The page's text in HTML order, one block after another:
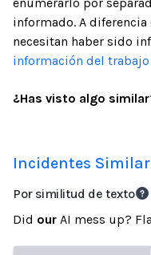
informado. A
necesitan haber sido
información del
¿Has visto algo
Incidentes
Por similitud de texto
Did our AI mess up?